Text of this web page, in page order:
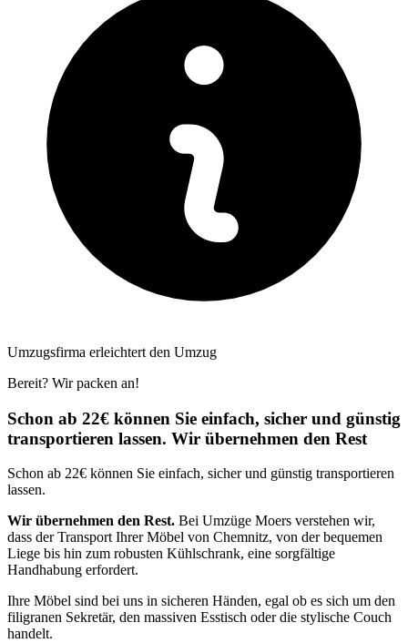
Umzugsfirma erleichtert den Umzug
Bereit? Wir packen an!
Schon ab 22€ können Sie einfach, sicher und günstig
transportieren lassen. Wir übernehmen den Rest
Schon ab 22€ können Sie einfach, sicher und günstig transportieren
lassen.
Wir übernehmen den Rest. Bei Umzüge Moers verstehen wir,
dass der Transport Ihrer Möbel von Chemnitz, von der bequemen
Liege bis hin zum robusten Kühlschrank, eine sorgfältige
Handhabung erfordert.
Ihre Möbel sind bei uns in sicheren Händen, egal ob es sich um den
filigranen Sekretär, den massiven Esstisch oder die stylische Couch
handelt.